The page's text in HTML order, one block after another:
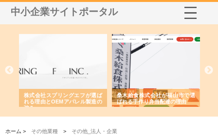
中小企業サイトポータル
株式会社スプリングエフが選ば
れる理由とOEMアパレル製造の
強み
桑木給食株式会社が福山市で選
ばれる手作り弁当配達の理由
ホーム > その他業種 > その他_法人・企業